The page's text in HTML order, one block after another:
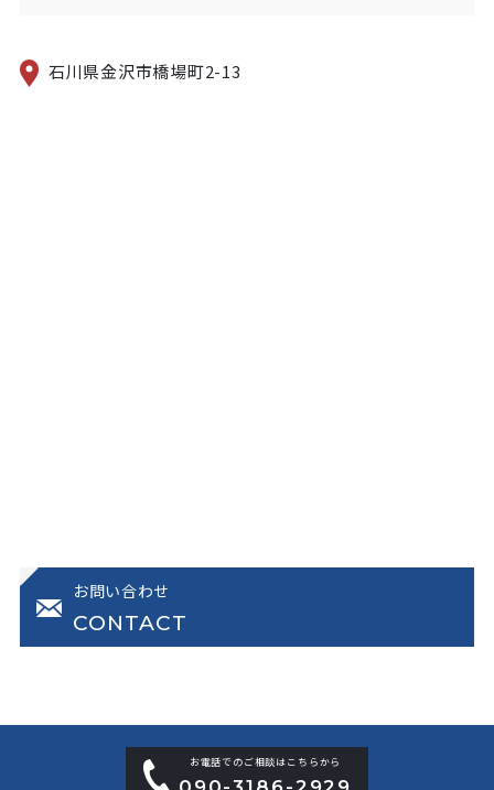
石川県金沢市橋場町2-13
お問い合わせ
CONTACT
お電話でのご相談はこちらから